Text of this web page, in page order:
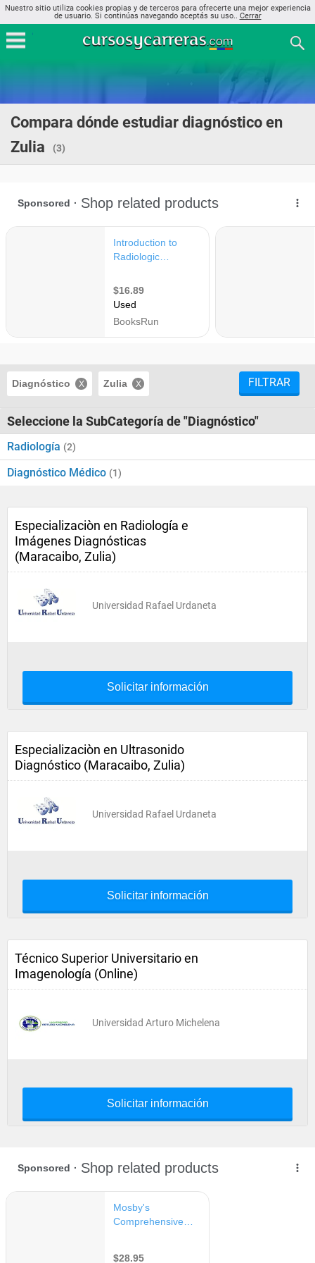
Nuestro sitio utiliza cookies propias y de terceros para ofrecerte una mejor experiencia
de usuario. Si continúas navegando aceptás su uso.. Cerrar
Compara dónde estudiar diagnóstico en
Zulia
(3)
Diagnóstico Zulia FILTRAR
Seleccione la SubCategoría de "Diagnóstico"
Radiología (2)
Diagnóstico Médico (1)
Especializaciòn en Radiología e
Imágenes Diagnósticas
(Maracaibo, Zulia)
Universidad Rafael Urdaneta
Solicitar información
Especializaciòn en Ultrasonido
Diagnóstico (Maracaibo, Zulia)
Universidad Rafael Urdaneta
Solicitar información
Técnico Superior Universitario en
Imagenología (Online)
Universidad Arturo Michelena
Solicitar información